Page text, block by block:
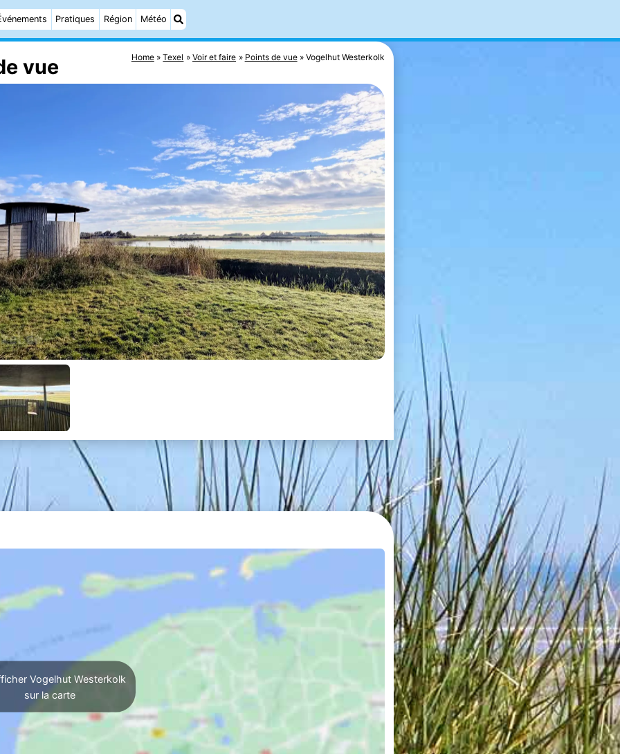
Pratiques Région Météo
Home Texel Voir et faire Points de vue Vogelhut Westerkolk
vue
Vogelhut Westerkolk
sur la carte